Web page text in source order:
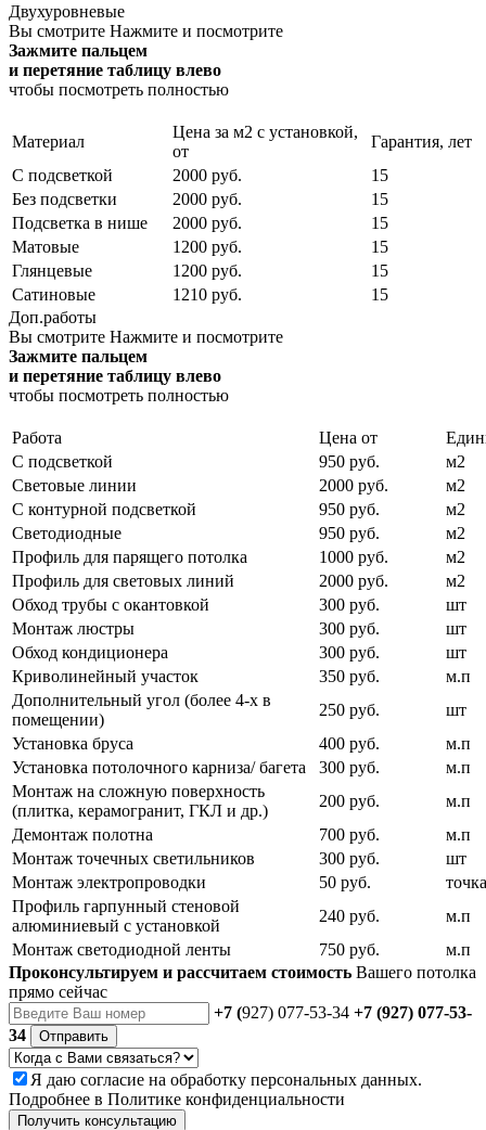
Двухуровневые
Вы смотрите Нажмите и посмотрите
Зажмите пальцем
и перетяние таблицу влево
чтобы посмотреть полностью
Материал
Цена за м2 с установкой,
от
Гарантия, лет
С подсветкой
2000 руб.
15
Без подсветки
2000 руб.
15
Подсветка в нише
2000 руб.
15
Матовые
1200 руб.
15
Глянцевые
1200 руб.
15
Сатиновые
1210 руб.
15
Доп.работы
Вы смотрите Нажмите и посмотрите
Зажмите пальцем
и перетяние таблицу влево
чтобы посмотреть полностью
Работа Цена от
С подсветкой
950 руб.
м2
Световые линии
2000 руб.
м2
С контурной подсветкой
950 руб.
м2
Светодиодные
950 руб.
м2
Профиль для парящего потолка
1000 руб.
м2
Профиль для световых линий
2000 руб.
м2
Обход трубы с окантовкой
300 руб.
шт
Монтаж люстры
300 руб.
шт
Обход кондиционера
300 руб.
шт
Криволинейный участок
350 руб.
м.п
Дополнительный угол (более 4-х в
помещении)
250 руб.
шт
Установка бруса
400 руб.
м.п
Установка потолочного карниза/ багета
300 руб.
м.п
Монтаж на сложную поверхность
(плитка, керамогранит, ГКЛ и др.)
200 руб.
м.п
Демонтаж полотна
700 руб.
м.п
Монтаж точечных светильников
300 руб.
шт
Монтаж электропроводки
50 руб.
точка
Профиль гарпунный стеновой
алюминиевый с установкой
240 руб.
м.п
Монтаж светодиодной ленты
750 руб.
м.п
Проконсультируем и рассчитаем стоимость Вашего потолка
прямо сейчас
+7 (927) 077-53-34 +7 (927) 077-53-
34
Отправить
Я даю согласие на обработку персональных данных.
Подробнее в Политике конфиденциальности
Получить консультацию